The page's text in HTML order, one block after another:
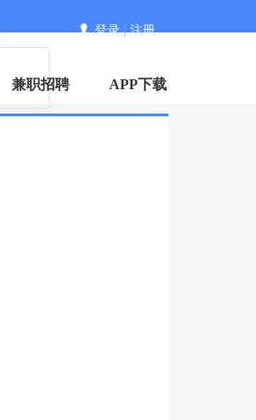
登录|注册
兼职招聘 APP下载